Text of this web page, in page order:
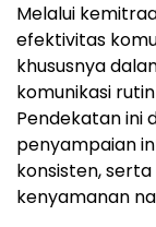
Melalui
efektivitas
khususnya
komunikasi
Pendekatan ini
penyampaian
konsisten,
kenyamanan